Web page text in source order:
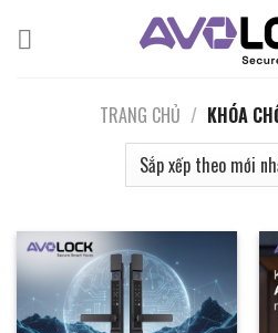
qua
TRANG CHỦ / KHÓA